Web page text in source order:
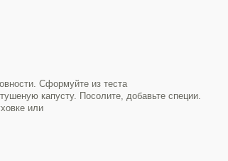
Сформуйте из теста
шеную капусту. Посолите, добавьте специи.
или